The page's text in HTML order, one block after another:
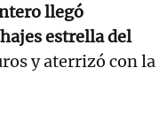
llegó
estrella del
y aterrizó con la